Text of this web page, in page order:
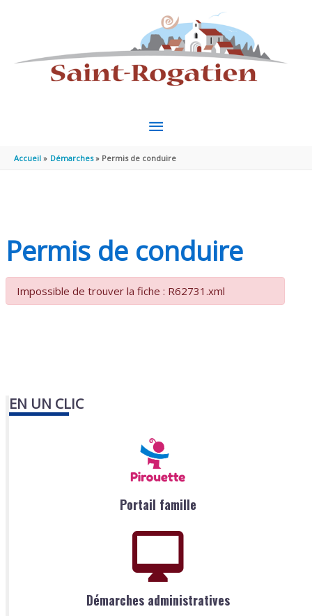
MENU
PRINCIPAL
Accueil Démarches Permis de conduire
Permis de conduire
Impossible de trouver la fiche : R62731.xml
EN UN CLIC
Portail famille
Démarches administratives